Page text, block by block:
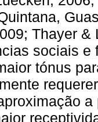
Thayer &
sociais
tónus